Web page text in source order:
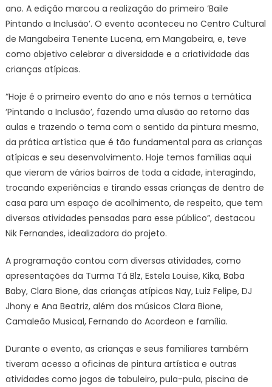
e
ano. A edição marcou a realização do primeiro ‘Baile
Pintando a Inclusão’. O evento aconteceu no Centro Cultural
de Mangabeira Tenente Lucena, em Mangabeira, e, teve
como objetivo celebrar a diversidade e a criatividade das
crianças atípicas.
“Hoje é o primeiro evento do ano e nós temos a temática
‘Pintando a Inclusão’, fazendo uma alusão ao retorno das
aulas e trazendo o tema com o sentido da pintura mesmo,
da prática artística que é tão fundamental para as crianças
atípicas e seu desenvolvimento. Hoje temos famílias aqui
que vieram de vários bairros de toda a cidade, interagindo,
trocando experiências e tirando essas crianças de dentro de
casa para um espaço de acolhimento, de respeito, que tem
diversas atividades pensadas para esse público”, destacou
Nik Fernandes, idealizadora do projeto.
A programação contou com diversas atividades, como
apresentações da Turma Tá Blz, Estela Louise, Kika, Baba
Baby, Clara Bione, das crianças atípicas Nay, Luiz Felipe, DJ
Jhony e Ana Beatriz, além dos músicos Clara Bione,
Camaleão Musical, Fernando do Acordeon e família.
Durante o evento, as crianças e seus familiares também
tiveram acesso a oficinas de pintura artística e outras
atividades como jogos de tabuleiro, pula-pula, piscina de